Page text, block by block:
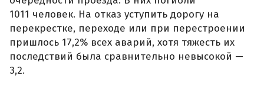
1011 человек. На отказ уступить дорогу на
перекрестке, переходе или при перестроении
пришлось 17,2% всех аварий, хотя тяжесть их
последствий была сравнительно невысокой —
3,2.